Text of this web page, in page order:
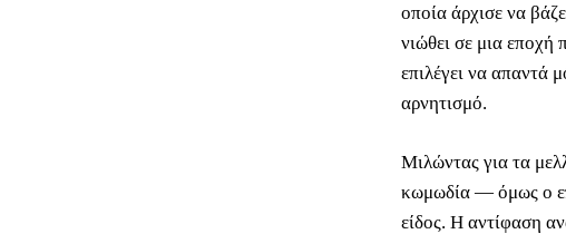
οποία άρχισε να
νιώθει σε μια εποχή
επιλέγει να απαντά
αρνητισμό.
Μιλώντας για τα
κωμωδία — όμως ο
είδος. Η αντίφαση